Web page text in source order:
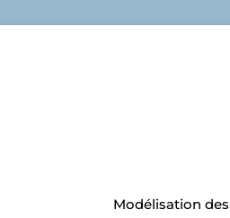
Modélisation